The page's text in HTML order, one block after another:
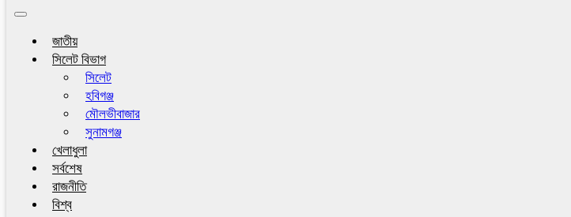
Toggle
জাতীয়
সিলেট বিভাগ
সিলেট
হবিগঞ্জ
মৌলভীবাজার
সুনামগঞ্জ
খেলাধুলা
সর্বশেষ
রাজনীতি
বিশ্ব